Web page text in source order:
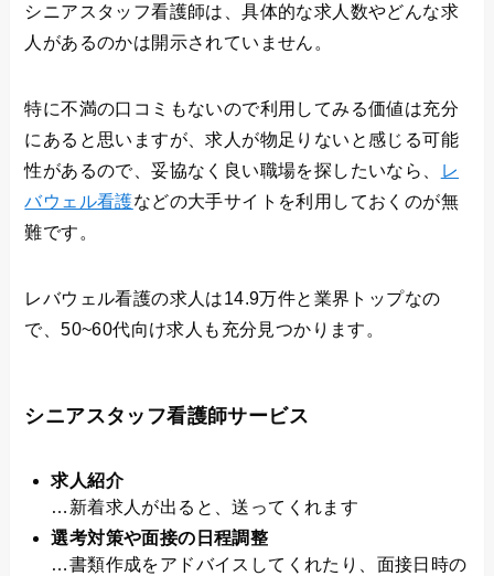
シニアスタッフ看護師は、具体的な求人数やどんな求
人があるのかは開示されていません。
特に不満の口コミもないので利用してみる価値は充分
にあると思いますが、求人が物足りないと感じる可能
性があるので、妥協なく良い職場を探したいなら、
レ
バウェル看護などの大手サイトを利用しておくのが無
難です。
レバウェル看護の求人は14.9万件と業界トップなの
で、50~60代向け求人も充分見つかります。
シニアスタッフ看護師サービス
求人紹介
…新着求人が出ると、送ってくれます
選考対策や面接の日程調整
…書類作成をアドバイスしてくれたり、面接日時の